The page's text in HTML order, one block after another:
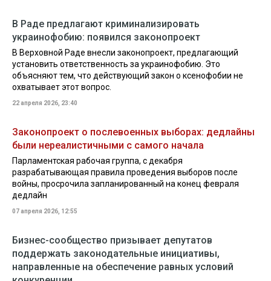
В Раде предлагают криминализировать
украинофобию: появился законопроект
В Верховной Раде внесли законопроект, предлагающий
установить ответственность за украинофобию. Это
объясняют тем, что действующий закон о ксенофобии не
охватывает этот вопрос.
22 апреля 2026, 23:40
Законопроект о послевоенных выборах: дедлайны
были нереалистичными с самого начала
Парламентская рабочая группа, с декабря
разрабатывающая правила проведения выборов после
войны, просрочила запланированный на конец февраля
дедлайн
07 апреля 2026, 12:55
Бизнес-сообщество призывает депутатов
поддержать законодательные инициативы,
направленные на обеспечение равных условий